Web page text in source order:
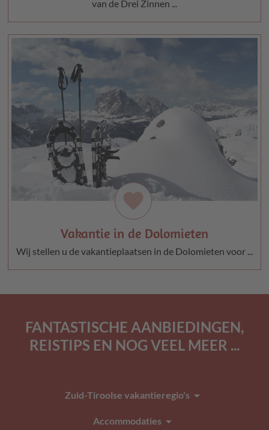
van de Drei Zinnen ...
favorite
Vakantie in de Dolomieten
Wij stellen u de vakantieplaatsen in de Dolomieten voor ...
FANTASTISCHE AANBIEDINGEN,
REISTIPS EN NOG VEEL MEER ...
Zuid-Tiroolse vakantieregio'sarrow_drop_down
Accommodatiesarrow_drop_down